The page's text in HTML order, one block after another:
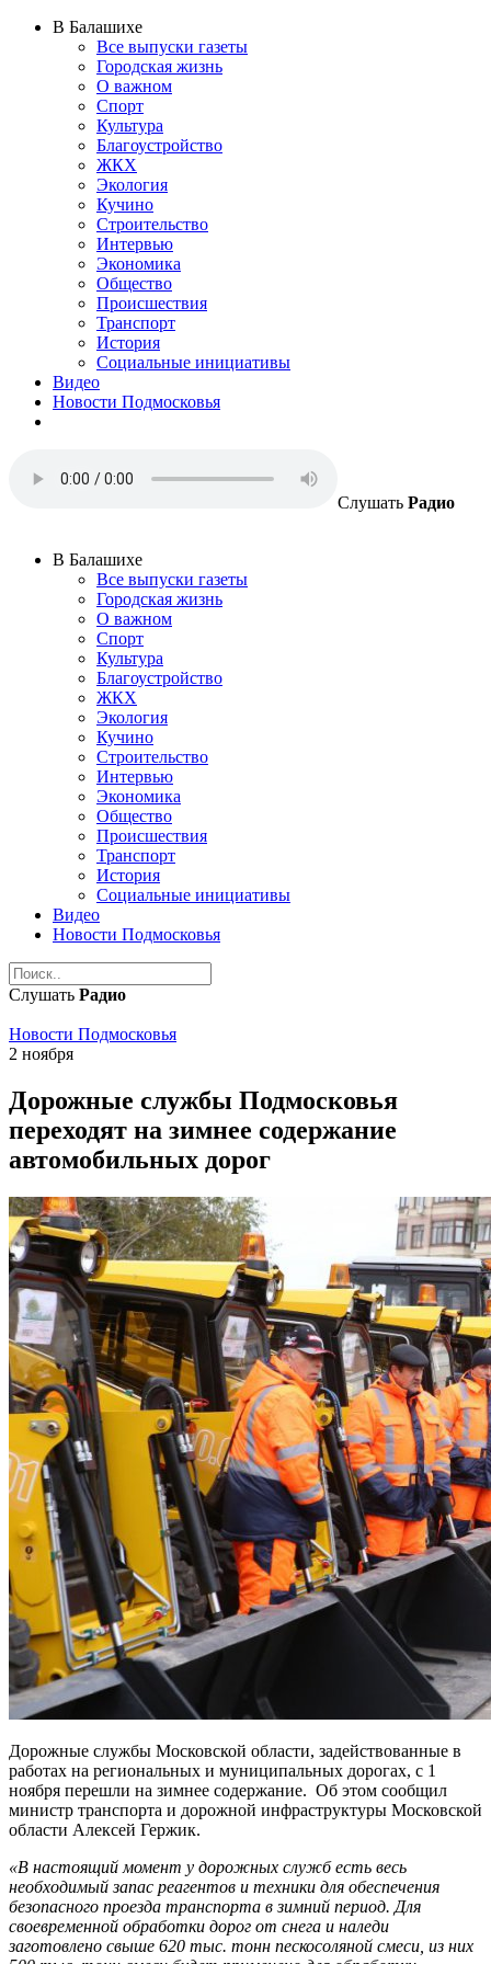
В Балашихе
Все выпуски газеты
Городская жизнь
О важном
Спорт
Культура
Благоустройство
ЖКХ
Экология
Кучино
Строительство
Интервью
Экономика
Общество
Происшествия
Транспорт
История
Социальные инициативы
Видео
Новости Подмосковья
Слушать Радио
В Балашихе
Все выпуски газеты
Городская жизнь
О важном
Спорт
Культура
Благоустройство
ЖКХ
Экология
Кучино
Строительство
Интервью
Экономика
Общество
Происшествия
Транспорт
История
Социальные инициативы
Видео
Новости Подмосковья
Слушать Радио
Новости Подмосковья
2 ноября
Дорожные службы Подмосковья
переходят на зимнее содержание
автомобильных дорог
Дорожные службы Московской области, задействованные в
работах на региональных и муниципальных дорогах, с 1
ноября перешли на зимнее содержание. Об этом сообщил
министр транспорта и дорожной инфраструктуры Московской
области Алексей Гержик.
«В настоящий момент у дорожных служб есть весь
необходимый запас реагентов и техники для обеспечения
безопасного проезда транспорта в зимний период. Для
своевременной обработки дорог от снега и наледи
заготовлено свыше 620 тыс. тонн пескосоляной смеси, из них